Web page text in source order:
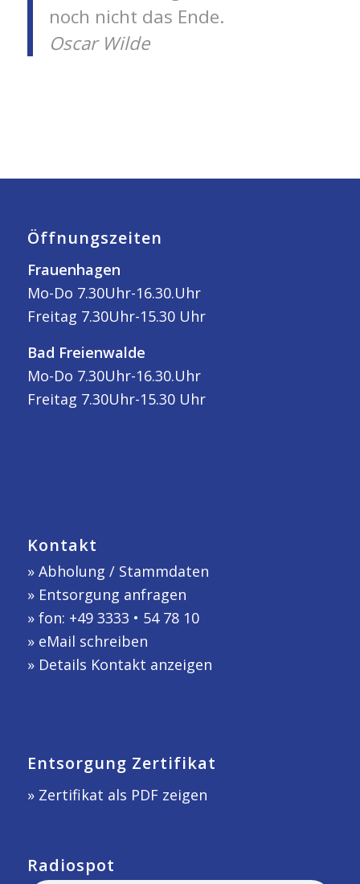
noch nicht das Ende.
Oscar Wilde
Öffnungszeiten
Frauenhagen
Mo-Do 7.30Uhr-16.30.Uhr
Freitag 7.30Uhr-15.30 Uhr
Bad Freienwalde
Mo-Do 7.30Uhr-16.30.Uhr
Freitag 7.30Uhr-15.30 Uhr
Kontakt
» Abholung / Stammdaten
» Entsorgung anfragen
» fon: +49 3333 • 54 78 10
» eMail schreiben
» Details Kontakt anzeigen
Entsorgung Zertifikat
» Zertifikat als PDF zeigen
Radiospot